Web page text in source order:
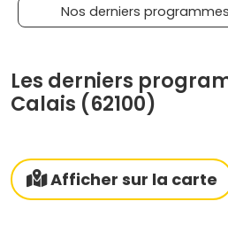
Nos derniers programmes
Les derniers
Calais (62100)
Afficher sur la carte